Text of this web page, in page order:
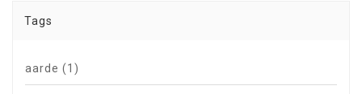
Tags
aarde (1)